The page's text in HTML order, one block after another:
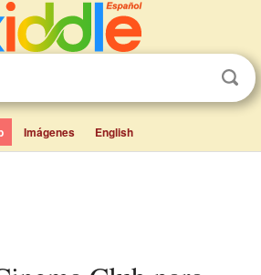
Imágenes English